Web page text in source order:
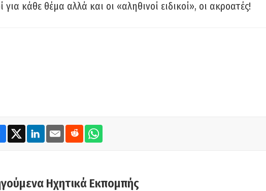
για κάθε θέμα αλλά και οι «αληθινοί ειδικοί», οι ακροατές!
Ηχητικά Εκπομπής